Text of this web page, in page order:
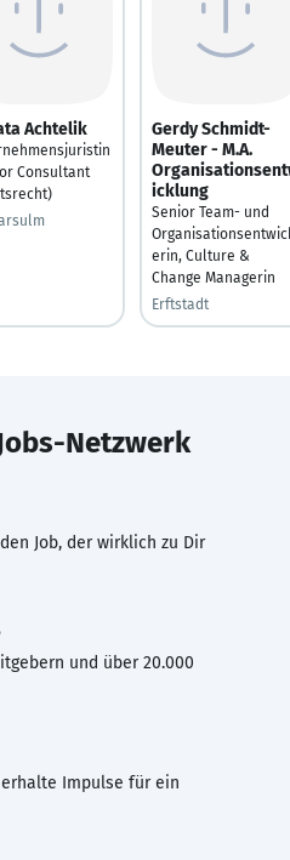
Achtelik
Consultant
Gerdy Schmidt-
Meuter - M.A.
icklung
Senior Team- und
erin, Culture &
Change Managerin
Erftstadt
Netzwerk
Job, der wirklich zu Dir
und über 20.000
Impulse für ein